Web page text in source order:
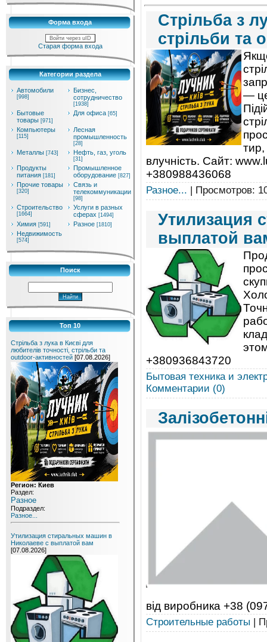
Форма входа
Войти через uID
Старая форма входа
Категории раздела
Автомобили
[998]
Бизнес,
сотрудничество
[1938]
Бытовые
товары [971]
Для офиса [65]
Компьютеры
[115]
Лесная
промышленность
[28]
Металлы [743] Нефть, газ, уголь
[31]
Продукты
питания [181]
Промышленное
оборудование [827]
Прочие товары
[320]
Связь и
телекоммуникации
[98]
Строительство
[1664]
Услуги в разных
сферах [1494]
Химия [591] Разное [1810]
Недвижимость
[574]
Поиск
Топ 10
Стрільба з лука в Києві для
любителів точності, стрільби та
outdoor-активностей [07.08.2026]
Регион: Киев
Раздел:
Разное
Подраздел:
Разное...
Утилизация стиральных машин в
Николаеве с выплатой вам
[07.08.2026]
Стрільба з
стрільби та
—
тир,
влучність. Сайт:
+380988436068
Разное... | Просмотров:
Утилизация
выплатой
+380936843720
Бытовая техника и
Комментарии (0)
від виробника +38
Строительные работы |